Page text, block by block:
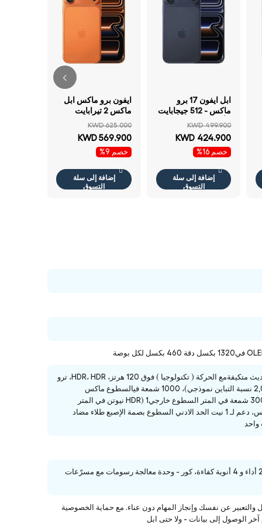
ابل ايفون 17 برو
ماكس - 512 جيجابايت
الشرق الأوسط
KWD 499.900
KWD 424.900
خصم 16%
إضافة إلى سلة
التسوق
ايفون برو ماكس ابل
ماكس 2 تيرابايت
بوصة / نسخة الشرق
الأوسط
KWD 625.000
KWD 569.900
خصم 9%
إضافة إلى سلة
التسوق
1320 بكسل دقة 460 بكسل لكل بوصة
جزيرة ديناميكي شاشة تعمل على الدوام، ومعدلات تحديث متكيفةمع الحركة ( تكنولوجيا ) فوق 120 هرتز، HDR، HDR، ترو
تون)، عريض لون (P3)، عند اللمس (P3)، 2,000,0001 نسبة التباين نموذجي)، 1000 شمعة فيالسطوع ماكس
نموذجي)، 1600 شمعة في المتر السطوع (HDR)، 3000 شمعة في المتر السطوع خارجيHDR) 1 نيوتن في المتر
المربع، طلاء بصمة الإصبع للزيوت بصمة الإصبع للانعكاس، دعم لـ 1 نيت الحد الادني السطوع بصمة الإصبع طلاء مضاد
رقاقة A19 برو A19، كور -وحده المعالجة المركزية مع 2 أداء و 4 أنوية كفاءة، كور - وحدة معالجة رسومات مع مسرّعات
والتعبير عن نفسك وإنجاز المهام دون عناء. مع حماية الخصوصية
الوصول إلى بيانات - ولا حتى ابل